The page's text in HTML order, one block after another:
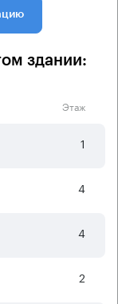
здании:
Этаж
1
4
4
2